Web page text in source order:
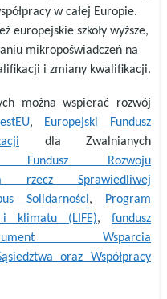
w całej Europie.
europejskie szkoły wyższe,
mikropoświadczeń na
i zmiany kwalifikacji.
można wspierać rozwój
, Europejski Fundusz
dla Zwalnianych
Fundusz Rozwoju
rzecz Sprawiedliwej
Solidarności,
Program
klimatu (LIFE),fundusz
Wsparcia
oraz Współpracy